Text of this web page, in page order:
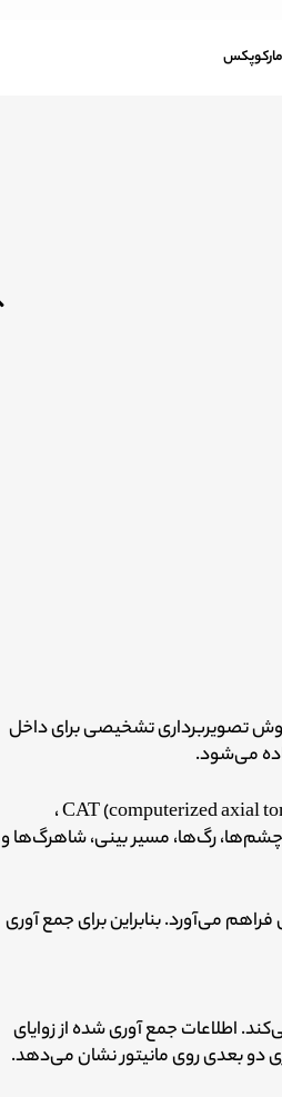
تصویربرداری تشخیصی برای داخل
می‌شود.
در سی تی اسکن مغز (CT (computed tomography یا کت اسکن مغز (CAT (computerized axial tomography ،
رگ‌ها، مسیر بینی، شاهرگ‌ها و
فراهم می‌آورد.بنابراین برای جمع آوری
اطلاعات جمع آوری شده از زوایای
دو بعدی روی مانیتور نشان می‌دهد.